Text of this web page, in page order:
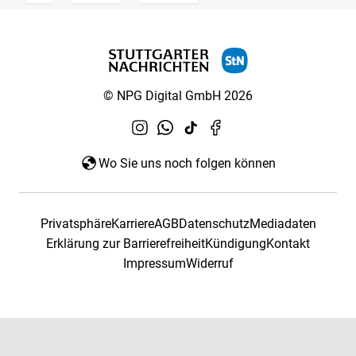
© NPG Digital GmbH 2026
Wo Sie uns noch folgen können
PrivatsphäreKarriereAGBDatenschutzMediadaten
Erklärung zur BarrierefreiheitKündigungKontakt
ImpressumWiderruf